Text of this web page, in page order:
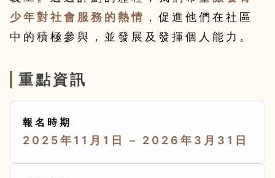
少年對社會服務的熱情 ，促進他們在社區
中的積極參與，並發展及發揮個人能力。
重點資訊
報名時期
2025年11月1日 – 2026年3月31日